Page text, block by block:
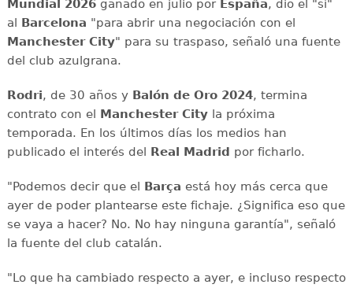
Mundial 2026ganado en julio por España, dio el "sí"
al Barcelona "para abrir una negociación con el
Manchester City" para su traspaso, señaló una fuente
del club azulgrana.
Rodri, de 30 años y Balón de Oro 2024, termina
contrato con el Manchester Cityla próxima
temporada. En los últimos días los medios han
publicado el interés del Real Madrid por ficharlo.
"Podemos decir que el Barça está hoy más cerca que
ayer de poder plantearse este fichaje. ¿Significa eso que
se vaya a hacer? No. No hay ninguna garantía", señaló
la fuente del club catalán.
"Lo que ha cambiado respecto a ayer, e incluso respecto